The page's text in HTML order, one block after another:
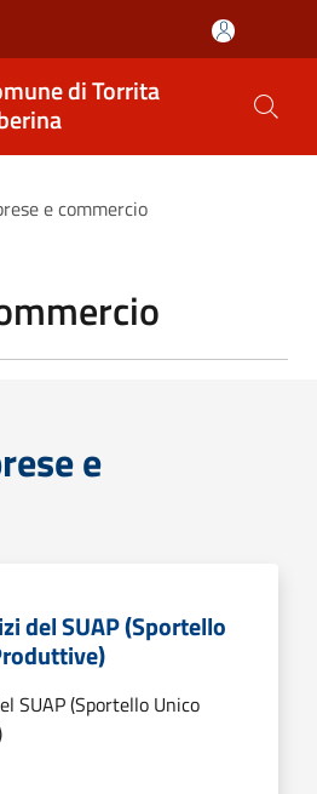
di Torrita
e commercio
e
del SUAP (Sportello
SUAP (Sportello Unico